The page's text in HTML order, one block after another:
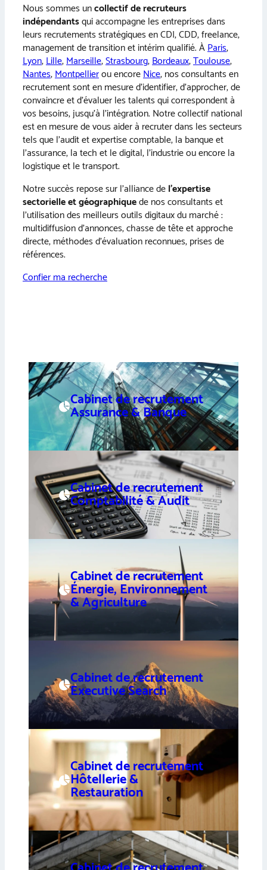
Nous sommes uncollectif de recruteurs
indépendantsqui accompagne les entreprises dans
leurs recrutements stratégiques en CDI, CDD, freelance,
management de transition et intérim qualifié. ÀParis,
Lyon,Lille,Marseille,Strasbourg,Bordeaux,Toulouse,
Nantes,Montpellierou encoreNice, nos consultants en
recrutement sont en mesure d’identifier, d’approcher, de
convaincre et d’évaluer les talents qui correspondent à
vos besoins, jusqu’à l’intégration. Notre collectif national
est en mesure de vous aider à recruter dans les secteurs
tels que l’audit et expertise comptable, la banque et
l’assurance, la tech et le digital, l’industrie ou encore la
logistique et le transport.
Notre succès repose sur l’alliance del’expertise
sectorielle et géographiquede nos consultants et
l’utilisation des meilleurs outils digitaux du marché :
multidiffusion d’annonces, chasse de tête et approche
directe, méthodes d’évaluation reconnues, prises de
références.
Confier ma recherche
Cabinet de recrutement
Assurance & Banque
Cabinet de recrutement
Comptabilité & Audit
Cabinet de recrutement
Énergie, Environnement
& Agriculture
Cabinet de recrutement
Executive Search
Cabinet de recrutement
Hôtellerie &
Restauration